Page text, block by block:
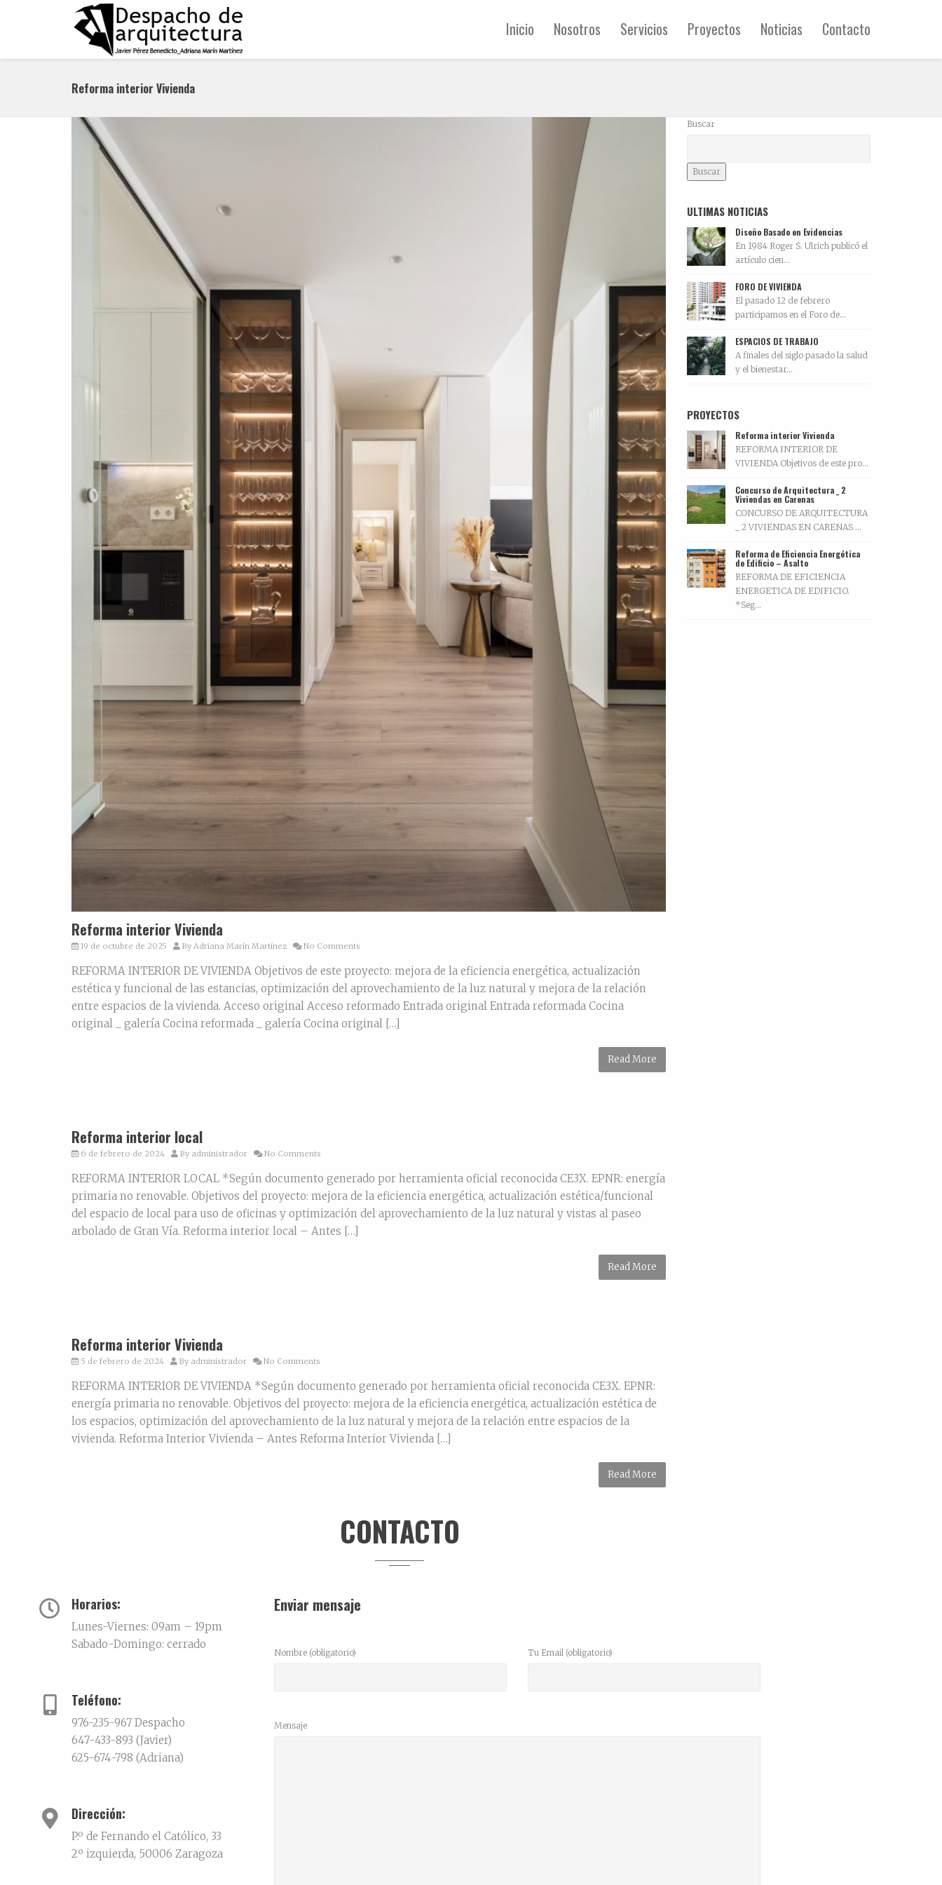
Inicio Nosotros Servicios Proyectos Noticias Contacto
Reforma interior Vivienda
Reforma interior Vivienda
19 de octubre de 2025 By Adriana Marín Martínez No Comments
REFORMA INTERIOR DE VIVIENDA Objetivos de este proyecto: mejora de la eficiencia energética, actualización
estética y funcional de las estancias, optimización del aprovechamiento de la luz natural y mejora de la relación
entre espacios de la vivienda. Acceso original Acceso reformado Entrada original Entrada reformada Cocina
original _ galería Cocina reformada _ galería Cocina original […]
Read More
Reforma interior local
6 de febrero de 2024 By administrador No Comments
REFORMA INTERIOR LOCAL *Según documento generado por herramienta oficial reconocida CE3X. EPNR: energía
primaria no renovable. Objetivos del proyecto: mejora de la eficiencia energética, actualización estética/funcional
del espacio de local para uso de oficinas y optimización del aprovechamiento de la luz natural y vistas al paseo
arbolado de Gran Vía. Reforma interior local – Antes […]
Read More
Reforma interior Vivienda
5 de febrero de 2024 By administrador No Comments
REFORMA INTERIOR DE VIVIENDA *Según documento generado por herramienta oficial reconocida CE3X. EPNR:
energía primaria no renovable. Objetivos del proyecto: mejora de la eficiencia energética, actualización estética de
los espacios, optimización del aprovechamiento de la luz natural y mejora de la relación entre espacios de la
vivienda. Reforma Interior Vivienda – Antes Reforma Interior Vivienda […]
Read More
Buscar
Buscar
ULTIMAS NOTICIAS
Diseño Basado en Evidencias
En 1984 Roger S. Ulrich publicó el
artículo cien...
FORO DE VIVIENDA
El pasado 12 de febrero
participamos en el Foro de...
ESPACIOS DE TRABAJO
A finales del siglo pasado la salud
y el bienestar...
PROYECTOS
Reforma interior Vivienda
REFORMA INTERIOR DE
VIVIENDA Objetivos de este pro...
Concurso de Arquitectura _ 2
Viviendas en Carenas
CONCURSO DE ARQUITECTURA
_ 2 VIVIENDAS EN CARENAS ...
Reforma de Eficiencia Energética
de Edificio – Asalto
REFORMA DE EFICIENCIA
ENERGETICA DE EDIFICIO.
*Seg...
CONTACTO
Horarios:
Lunes-Viernes: 09am – 19pm
Sabado-Domingo: cerrado
Teléfono:
976-235-967 Despacho
647-433-893 (Javier)
625-674-798 (Adriana)
Dirección:
P.º de Fernando el Católico, 33
2º izquierda, 50006 Zaragoza
Enviar mensaje
Nombre (obligatorio) Tu Email (obligatorio)
Mensaje